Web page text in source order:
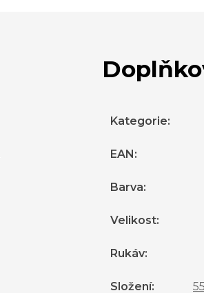
Kategorie:
EAN :
Barva:
Velikost:
Rukáv:
Složení: